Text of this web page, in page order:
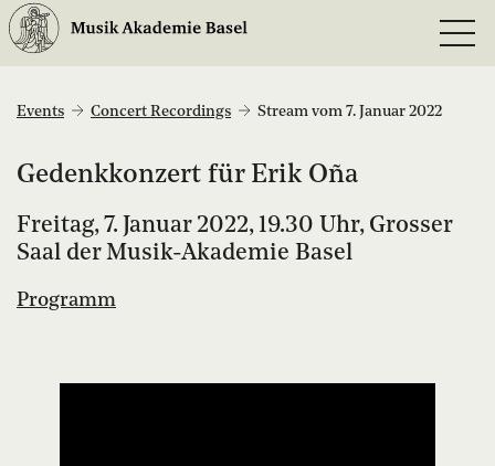
Events Concert Recordings Stream vom 7. Januar 2022
Gedenkkonzert für Erik Oña
Freitag, 7. Januar 2022, 19.30 Uhr, Grosser
Saal der Musik-Akademie Basel
Programm